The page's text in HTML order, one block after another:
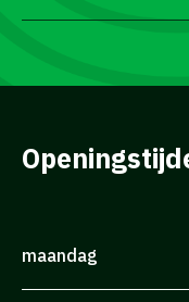
maandag